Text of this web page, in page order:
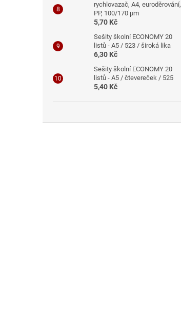
rychlovazač, A4, euroděrování,
PP, 100/170 μm
5,70 Kč
Sešity školní ECONOMY 20
listů - A5 / 523 / široká lika
6,30 Kč
Sešity školní ECONOMY 20
listů - A5 / čtevereček / 525
5,40 Kč